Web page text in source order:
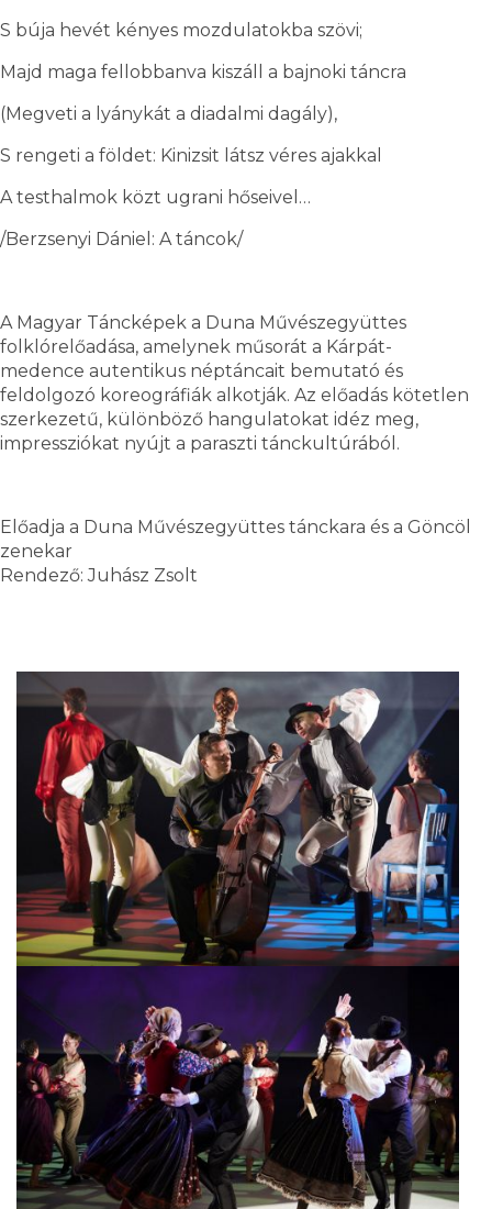
S búja hevét kényes mozdulatokba szövi;
Majd maga fellobbanva kiszáll a bajnoki táncra
(Megveti a lyánykát a diadalmi dagály),
S rengeti a földet: Kinizsit látsz véres ajakkal
A testhalmok közt ugrani hőseivel…
/Berzsenyi Dániel: A táncok/
A Magyar Táncképek a Duna Művészegyüttes
folklórelőadása, amelynek műsorát a Kárpát-
medence autentikus néptáncait bemutató és
feldolgozó koreográfiák alkotják. Az előadás kötetlen
szerkezetű, különböző hangulatokat idéz meg,
impressziókat nyújt a paraszti tánckultúrából.
Előadja a Duna Művészegyüttes tánckara és a Göncöl
zenekar
Rendező: Juhász Zsolt